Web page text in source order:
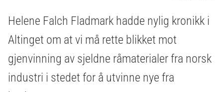
Helene Falch Fladmark hadde nylig kronikk i
Altinget om at vi må rette blikket mot
gjenvinning av sjeldne råmaterialer fra norsk
industri i stedet for å utvinne nye fra